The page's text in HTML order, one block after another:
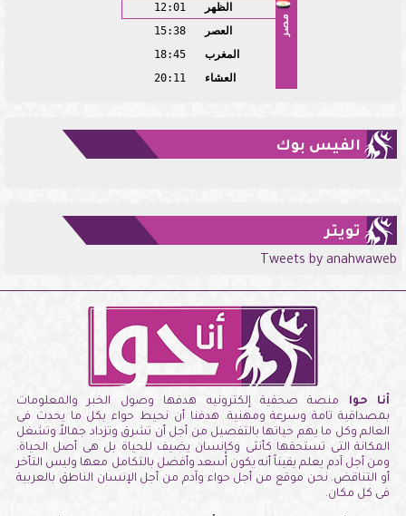
مصر
الظهر
12:01
العصر
15:38
المغرب
18:45
العشاء
20:11
الفيس بوك
تويتر
Tweets by anahwaweb
أنا حوا منصة صحفية إلكترونيه هدفها وصول الخبر والمعلومات
بمصداقية تامة وسرعة ومهنية. هدفنا أن نحيط حواء بكل ما يحدث فى
العالم وكل ما يهم حياتها بالتفصيل من أجل أن تشرق وتزداد جمالاً وتشغل
المكانة التى تستحقها كأنثى وكإنسان يضيف للحياة بل هى أصل الحياة.
ومن أجل آدم يعلم يقيناً أنه يكون أسعد وأفضل بالتكامل معها وليس التأخر
أو التناقض. نحن موقع من أجل حواء وآدم من أجل الإنسان الناطق بالعربية
فى كل مكان.